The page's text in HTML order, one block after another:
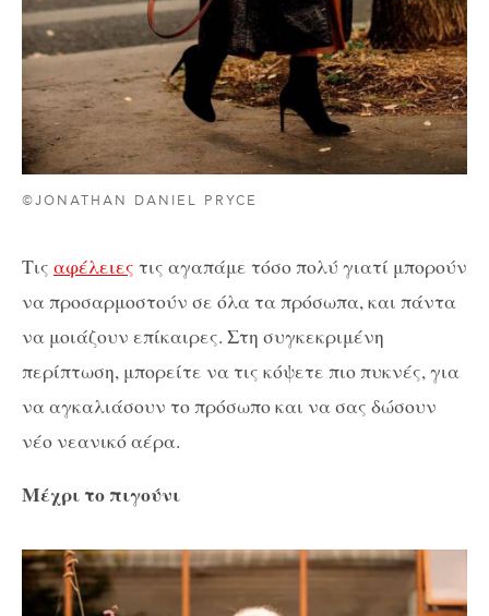
©JONATHAN DANIEL PRYCE
Τις αφέλειες τις αγαπάμε τόσο πολύ γιατί μπορούν
να προσαρμοστούν σε όλα τα πρόσωπα, και πάντα
να μοιάζουν επίκαιρες. Στη συγκεκριμένη
περίπτωση, μπορείτε να τις κόψετε πιο πυκνές, για
να αγκαλιάσουν το πρόσωπο και να σας δώσουν
νέο νεανικό αέρα.
Μέχρι το πιγούνι